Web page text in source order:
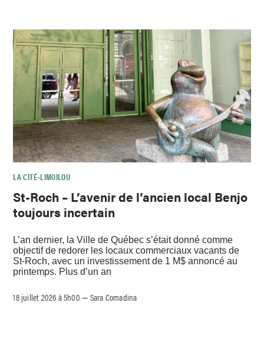
LA CITÉ–LIMOILOU
St-Roch – L’avenir de l’ancien local Benjo
toujours incertain
L’an dernier, la Ville de Québec s’était donné comme
objectif de redorer les locaux commerciaux vacants de
St-Roch, avec un investissement de 1 M$ annoncé au
printemps. Plus d’un an
18 juillet 2026 à 5h00 – Sara Comadina